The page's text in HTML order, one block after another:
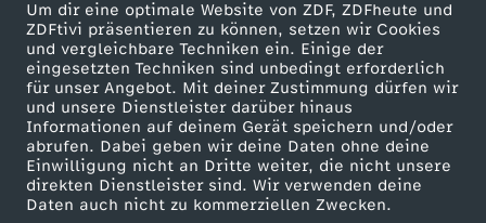
Um dir eine optimale Website von ZDF, ZDFheute und
ZDFtivi präsentieren zu können, setzen wir Cookies
und vergleichbare Techniken ein. Einige der
eingesetzten Techniken sind unbedingt erforderlich
für unser Angebot. Mit deiner Zustimmung dürfen wir
und unsere Dienstleister darüber hinaus
Informationen auf deinem Gerät speichern und/oder
abrufen. Dabei geben wir deine Daten ohne deine
Einwilligung nicht an Dritte weiter, die nicht unsere
direkten Dienstleister sind. Wir verwenden deine
Daten auch nicht zu kommerziellen Zwecken.
n
s
c
h
Mehr ZDF
ZDF-Apps
Smart TV
ZDFtext
Service
ZDFmitreden
Kontakt zum ZDF
Tickets